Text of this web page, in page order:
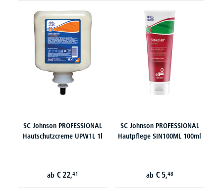
SC Johnson PROFESSIONAL
Hautschutzcreme UPW1L 1l
ab € 22,41
SC Johnson PROFESSIONAL
Hautpflege SIN100ML 100ml
ab € 5,48